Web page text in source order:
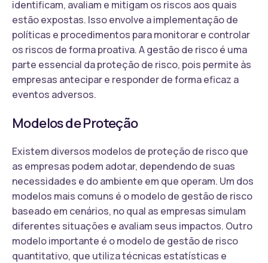
identificam, avaliam e mitigam os riscos aos quais
estão expostas. Isso envolve a implementação de
políticas e procedimentos para monitorar e controlar
os riscos de forma proativa. A gestão de risco é uma
parte essencial da proteção de risco, pois permite às
empresas antecipar e responder de forma eficaz a
eventos adversos.
Modelos de Proteção
Existem diversos modelos de proteção de risco que
as empresas podem adotar, dependendo de suas
necessidades e do ambiente em que operam. Um dos
modelos mais comuns é o modelo de gestão de risco
baseado em cenários, no qual as empresas simulam
diferentes situações e avaliam seus impactos. Outro
modelo importante é o modelo de gestão de risco
quantitativo, que utiliza técnicas estatísticas e